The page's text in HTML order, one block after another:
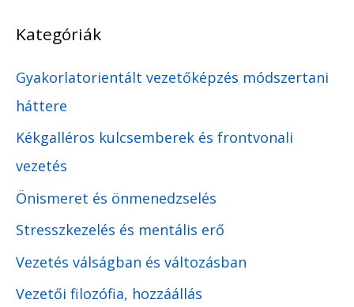
Kategóriák
Gyakorlatorientált vezetőképzés módszertani
háttere
Kékgalléros kulcsemberek és frontvonali
vezetés
Önismeret és önmenedzselés
Stresszkezelés és mentális erő
Vezetés válságban és változásban
Vezetői filozófia, hozzáállás